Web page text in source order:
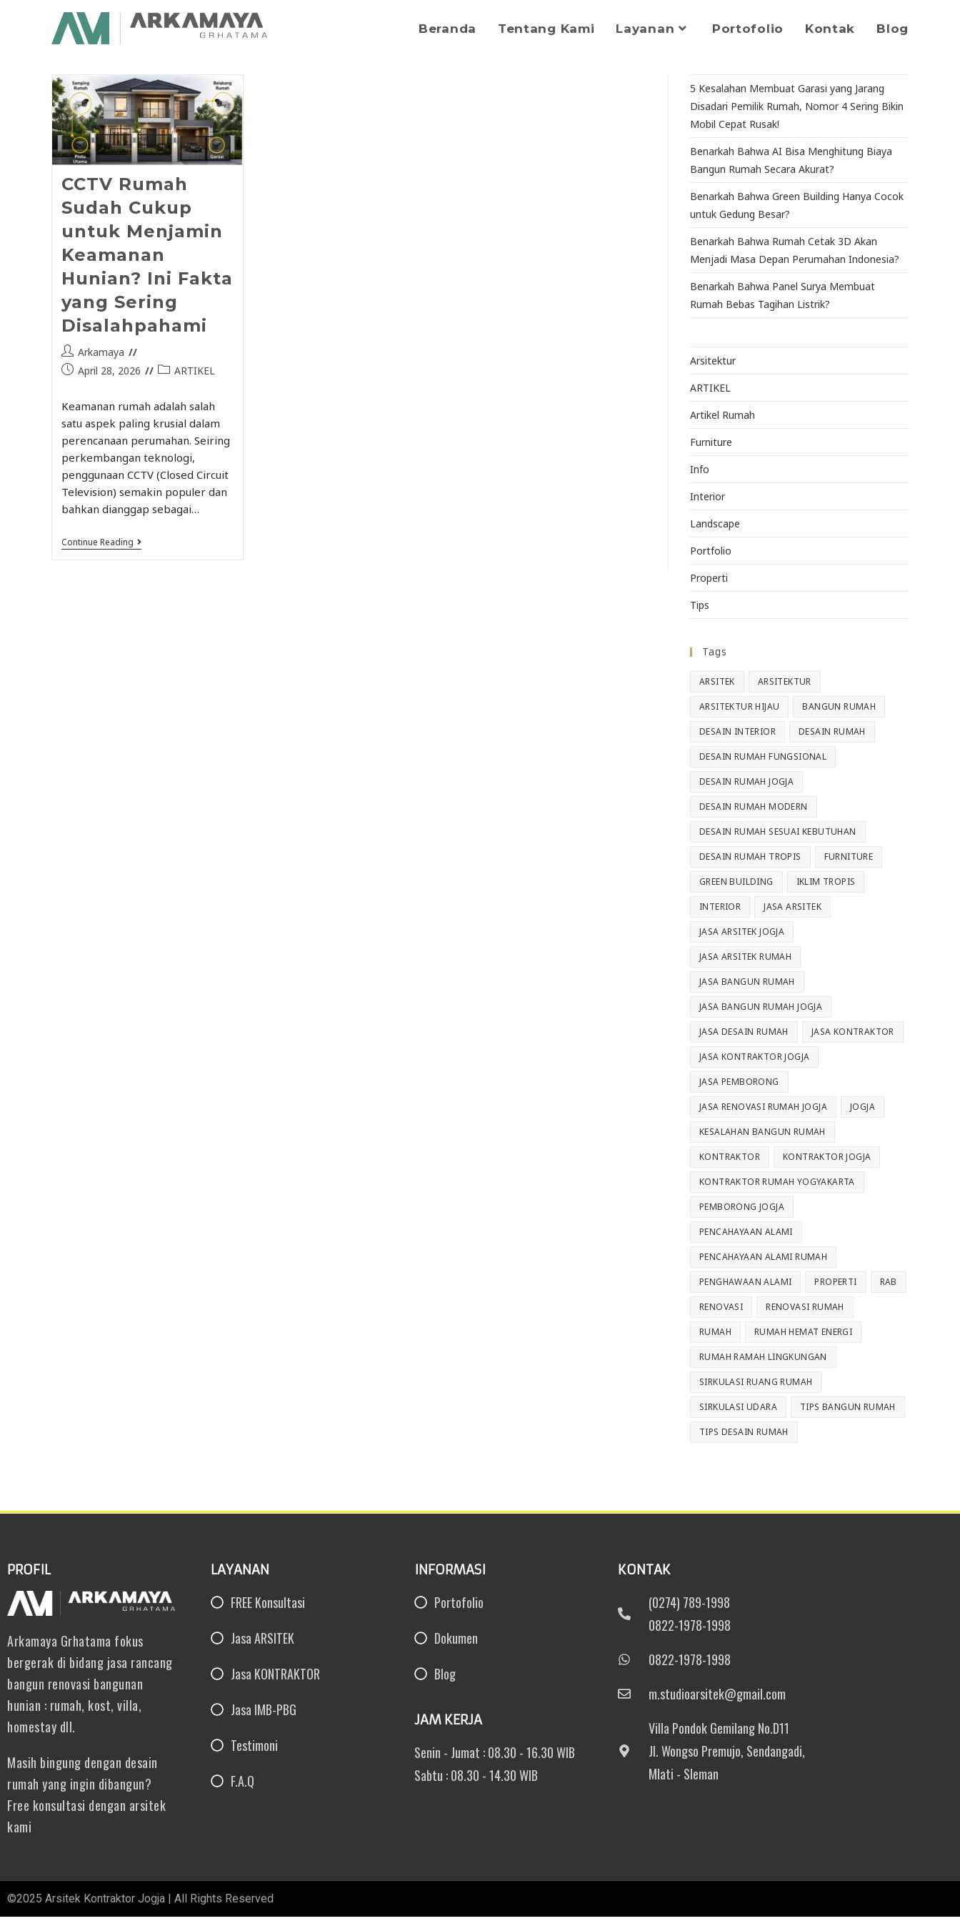
Beranda Tentang Kami Layanan Portofolio Kontak Blog
CCTV Rumah
Sudah Cukup
untuk Menjamin
Keamanan
Hunian? Ini Fakta
yang Sering
Disalahpahami
Arkamaya
April 28, 2026
ARTIKEL
Keamanan rumah adalah salah
satu aspek paling krusial dalam
perencanaan perumahan. Seiring
perkembangan teknologi,
penggunaan CCTV (Closed Circuit
Television) semakin populer dan
bahkan dianggap sebagai…
Continue Reading
5 Kesalahan Membuat Garasi yang Jarang
Disadari Pemilik Rumah, Nomor 4 Sering Bikin
Mobil Cepat Rusak!
Benarkah Bahwa AI Bisa Menghitung Biaya
Bangun Rumah Secara Akurat?
Benarkah Bahwa Green Building Hanya Cocok
untuk Gedung Besar?
Benarkah Bahwa Rumah Cetak 3D Akan
Menjadi Masa Depan Perumahan Indonesia?
Benarkah Bahwa Panel Surya Membuat
Rumah Bebas Tagihan Listrik?
Arsitektur
ARTIKEL
Artikel Rumah
Furniture
Info
Interior
Landscape
Portfolio
Properti
Tips
Tags
ARSITEK ARSITEKTUR
ARSITEKTUR HIJAU BANGUN RUMAH
DESAIN INTERIOR DESAIN RUMAH
DESAIN RUMAH FUNGSIONAL
DESAIN RUMAH JOGJA
DESAIN RUMAH MODERN
DESAIN RUMAH SESUAI KEBUTUHAN
DESAIN RUMAH TROPIS FURNITURE
GREEN BUILDING IKLIM TROPIS
INTERIOR JASA ARSITEK
JASA ARSITEK JOGJA
JASA ARSITEK RUMAH
JASA BANGUN RUMAH
JASA BANGUN RUMAH JOGJA
JASA DESAIN RUMAH JASA KONTRAKTOR
JASA KONTRAKTOR JOGJA
JASA PEMBORONG
JASA RENOVASI RUMAH JOGJA JOGJA
KESALAHAN BANGUN RUMAH
KONTRAKTOR KONTRAKTOR JOGJA
KONTRAKTOR RUMAH YOGYAKARTA
PEMBORONG JOGJA
PENCAHAYAAN ALAMI
PENCAHAYAAN ALAMI RUMAH
PENGHAWAAN ALAMI PROPERTI RAB
RENOVASI RENOVASI RUMAH
RUMAH RUMAH HEMAT ENERGI
RUMAH RAMAH LINGKUNGAN
SIRKULASI RUANG RUMAH
SIRKULASI UDARA TIPS BANGUN RUMAH
TIPS DESAIN RUMAH
PROFIL
Arkamaya Grhatama fokus
bergerak di bidang jasa rancang
bangun renovasi bangunan
hunian : rumah, kost, villa,
homestay dll.
Masih bingung dengan desain
rumah yang ingin dibangun?
Free konsultasi dengan arsitek
kami
LAYANAN
FREE Konsultasi
Jasa ARSITEK
Jasa KONTRAKTOR
Jasa IMB-PBG
Testimoni
F.A.Q
INFORMASI
Portofolio
Dokumen
Blog
JAM KERJA
Senin - Jumat : 08.30 - 16.30 WIB
Sabtu : 08.30 - 14.30 WIB
KONTAK
(0274) 789-1998
0822-1978-1998
0822-1978-1998
m.studioarsitek@gmail.com
Villa Pondok Gemilang No.D11
Jl. Wongso Premujo, Sendangadi,
Mlati - Sleman
©2025 Arsitek Kontraktor Jogja | All Rights Reserved